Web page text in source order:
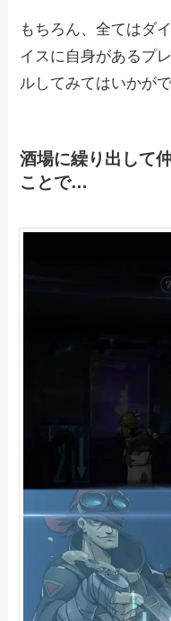
もちろん、全てはダ
イスに自身があるプ
ルしてみてはいかが
酒場に繰り出して
ことで…